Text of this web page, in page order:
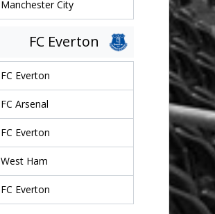
Manchester City
FC Everton
FC Everton
FC Arsenal
FC Everton
West Ham
FC Everton